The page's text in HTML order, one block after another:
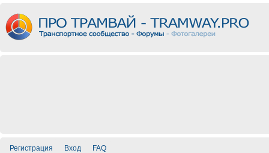
Регистрация Вход FAQ